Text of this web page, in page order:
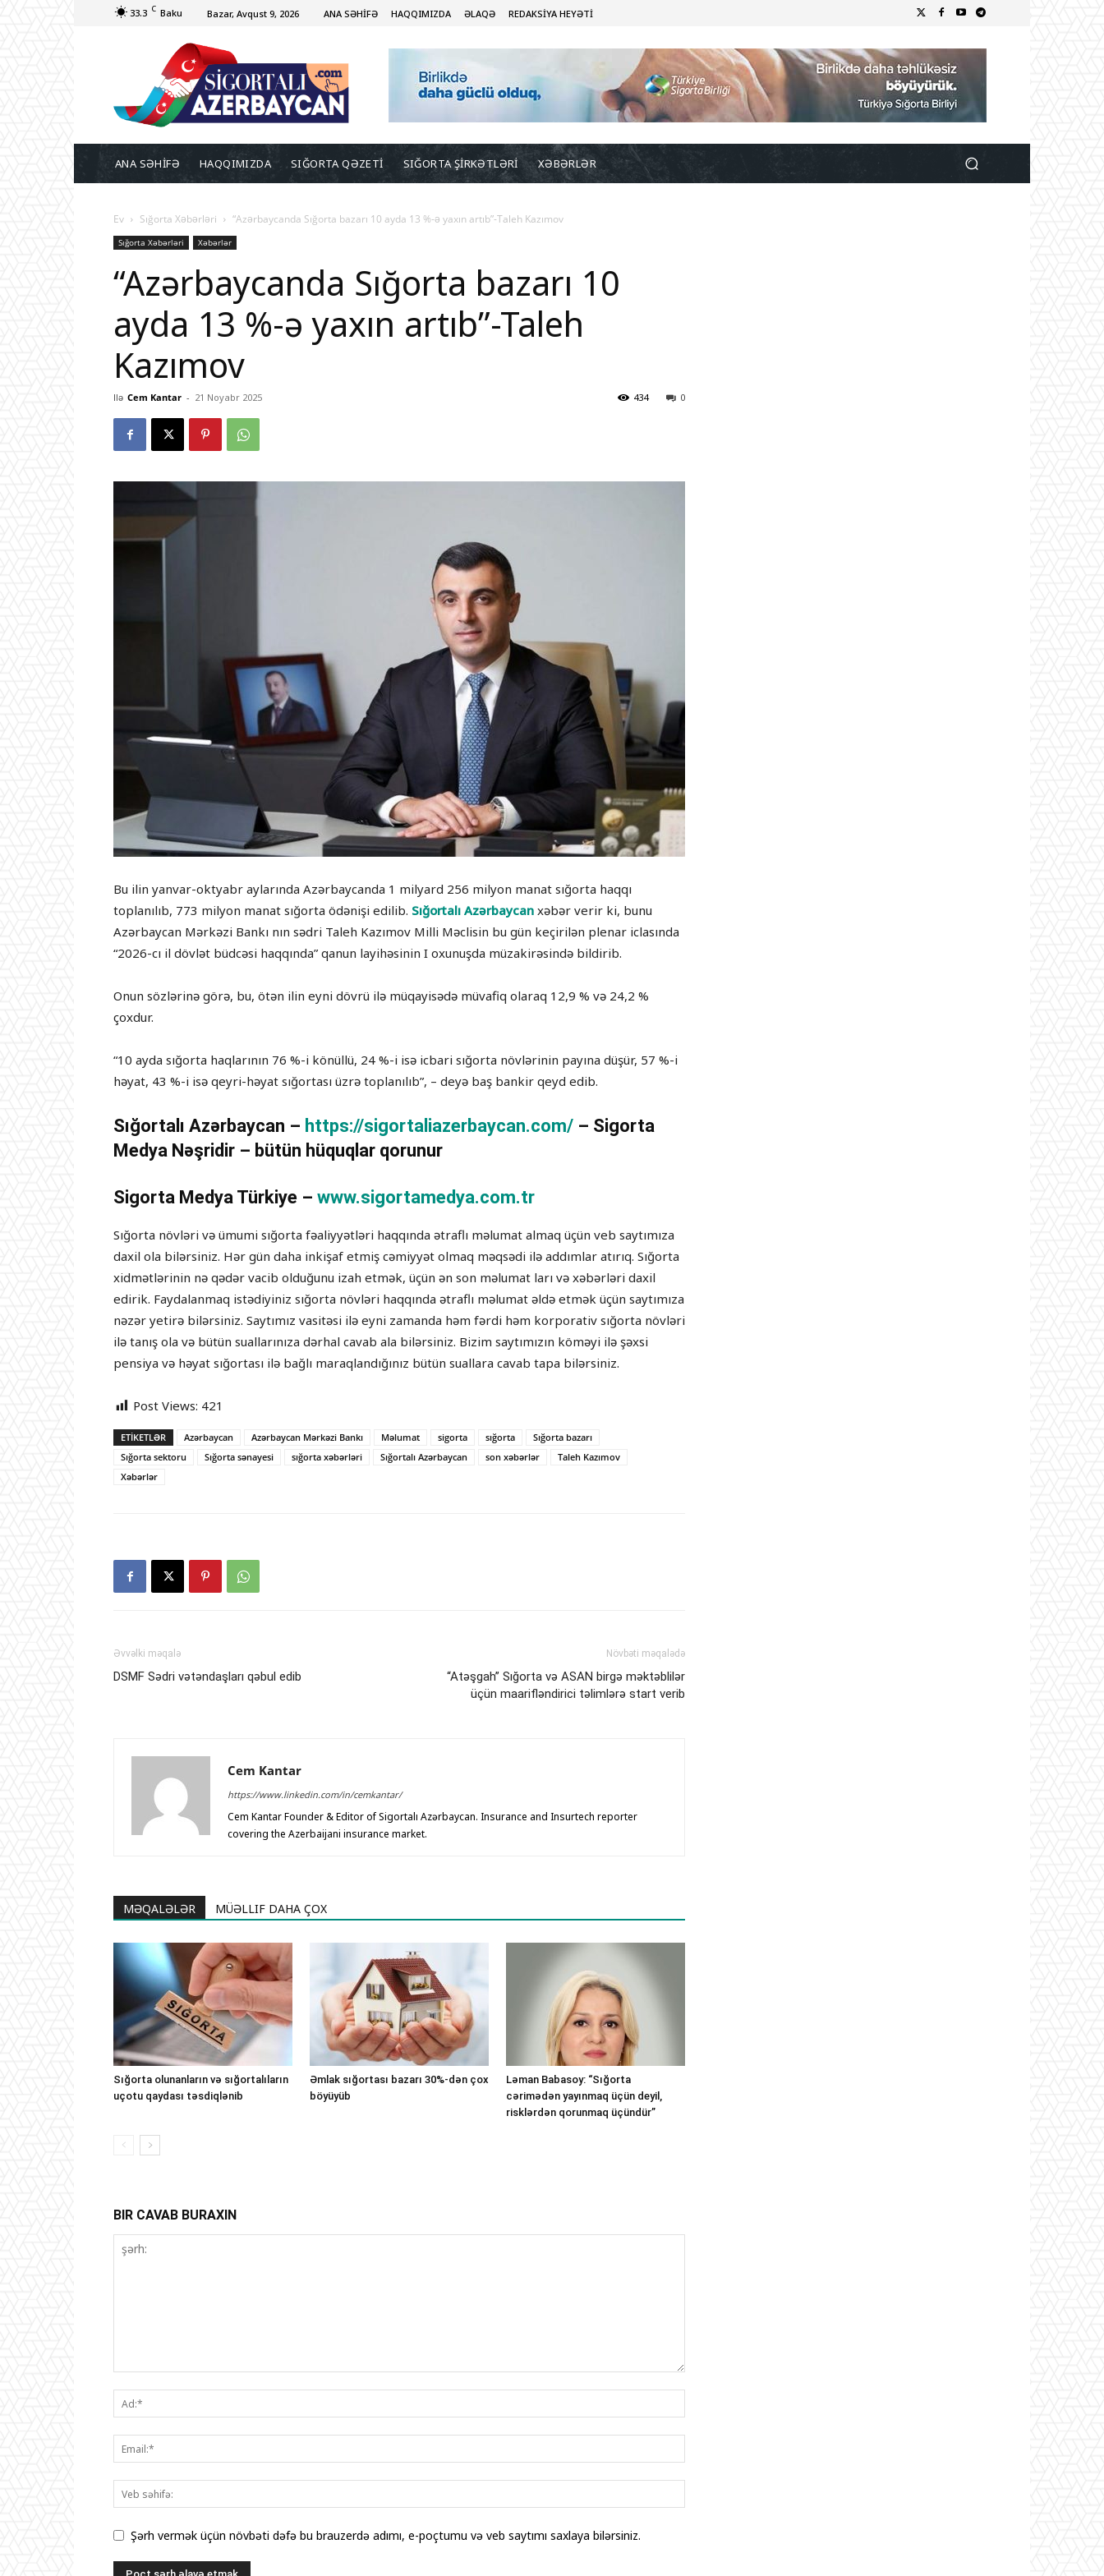
33.3 C Baku Bazar, Avqust 9, 2026 ANA SƏHİFƏ HAQQIMIZDA ƏLAQƏ REDAKSİYA HEYƏTİ
ANA SƏHİFƏ HAQQIMIZDA SIĞORTA QƏZETİ SIĞORTA ŞİRKƏTLƏRİ XƏBƏRLƏR
Ev Sığorta Xəbərləri “Azərbaycanda Sığorta bazarı 10 ayda 13 %-ə yaxın artıb”-Taleh Kazımov
Sığorta Xəbərləri Xəbərlər
“Azərbaycanda Sığorta bazarı 10
ayda 13 %-ə yaxın artıb”-Taleh
Kazımov
Ilə Cem Kantar - 21 Noyabr 2025 0
434
Bu ilin yanvar-oktyabr aylarında Azərbaycanda 1 milyard 256 milyon manat sığorta haqqı
toplanılıb, 773 milyon manat sığorta ödənişi edilib. Sığortalı Azərbaycan xəbər verir ki, bunu
Azərbaycan Mərkəzi Bankı nın sədri Taleh Kazımov Milli Məclisin bu gün keçirilən plenar iclasında
“2026-cı il dövlət büdcəsi haqqında” qanun layihəsinin I oxunuşda müzakirəsində bildirib.
Onun sözlərinə görə, bu, ötən ilin eyni dövrü ilə müqayisədə müvafiq olaraq 12,9 % və 24,2 %
çoxdur.
“10 ayda sığorta haqlarının 76 %-i könüllü, 24 %-i isə icbari sığorta növlərinin payına düşür, 57 %-i
həyat, 43 %-i isə qeyri-həyat sığortası üzrə toplanılıb”, – deyə baş bankir qeyd edib.
Sığortalı Azərbaycan – https://sigortaliazerbaycan.com/ – Sigorta
Medya Nəşridir – bütün hüquqlar qorunur
Sigorta Medya Türkiye – www.sigortamedya.com.tr
Sığorta növləri və ümumi sığorta fəaliyyətləri haqqında ətraflı məlumat almaq üçün veb saytımıza
daxil ola bilərsiniz. Hər gün daha inkişaf etmiş cəmiyyət olmaq məqsədi ilə addımlar atırıq. Sığorta
xidmətlərinin nə qədər vacib olduğunu izah etmək, üçün ən son məlumat ları və xəbərləri daxil
edirik. Faydalanmaq istədiyiniz sığorta növləri haqqında ətraflı məlumat əldə etmək üçün saytımıza
nəzər yetirə bilərsiniz. Saytımız vasitəsi ilə eyni zamanda həm fərdi həm korporativ sığorta növləri
ilə tanış ola və bütün suallarınıza dərhal cavab ala bilərsiniz. Bizim saytımızın köməyi ilə şəxsi
pensiya və həyat sığortası ilə bağlı maraqlandığınız bütün suallara cavab tapa bilərsiniz.
Post Views: 421
ETIKETLƏR Azərbaycan Azərbaycan Mərkəzi Bankı Məlumat sigorta sığorta
Sığorta bazarı
Sığorta sektoru
Sığorta sənayesi sığorta xəbərləri Sığortalı Azərbaycan son xəbərlər
Taleh Kazımov
Xəbərlər
Əvvəlki məqalə
DSMF Sədri vətəndaşları qəbul edib
Növbəti məqalədə
“Atəşgah” Sığorta və ASAN birgə məktəblilər
üçün maarifləndirici təlimlərə start verib
Cem Kantar
https://www.linkedin.com/in/cemkantar/
Cem Kantar Founder & Editor of Sigortalı Azərbaycan. Insurance and Insurtech reporter
covering the Azerbaijani insurance market.
MƏQALƏLƏR MÜƏLLIF DAHA ÇOX
Sığorta olunanların və sığortalıların
uçotu qaydası təsdiqlənib
Əmlak sığortası bazarı 30%-dən çox
böyüyüb
Ləman Babasoy: “Sığorta
cərimədən yayınmaq üçün deyil,
risklərdən qorunmaq üçündür”
BIR CAVAB BURAXIN
Şərh vermək üçün növbəti dəfə bu brauzerdə adımı, e-poçtumu və veb saytımı saxlaya bilərsiniz.